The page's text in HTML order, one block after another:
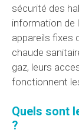
sécurité des
information de
appareils fixes
chaude
gaz, leurs
fonctionnent
Quels sont
?